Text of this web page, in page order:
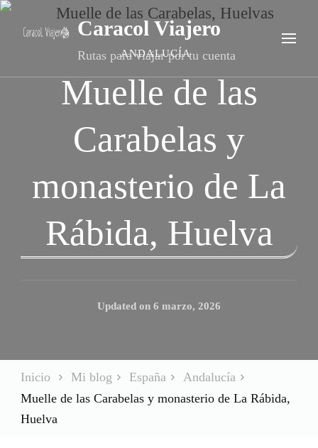
Caracol Viajero
Rutas para viajar por tu cuenta
ANDALUCÍA
Muelle de las
Carabelas y
monasterio de La
Rábida, Huelva
Updated on 6 marzo, 2026
Inicio Mi blog España
Andalucía
Muelle de las Carabelas y monasterio de La Rábida,
Huelva